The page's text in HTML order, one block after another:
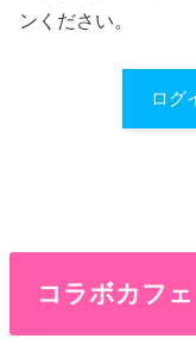
ンください。
ログ
コラボカフ